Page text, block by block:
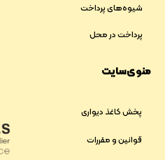
شیوه‌های پرداخت
پرداخت در محل
منوی سایت
پخش کاغذ دیواری
قوانین و مقررات